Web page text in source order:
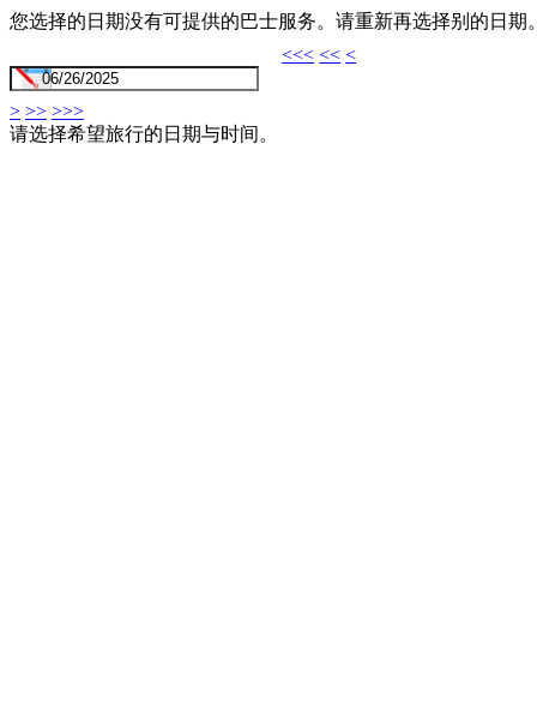
您选择的日期没有可提供的巴士服务。请重新再选择别的日期
<<< << <
> >> >>>
请选择希望旅行的日期与时间。